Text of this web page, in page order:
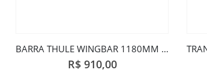
BARRA THULE WINGBAR 1180MM (961 D)
R$910,00